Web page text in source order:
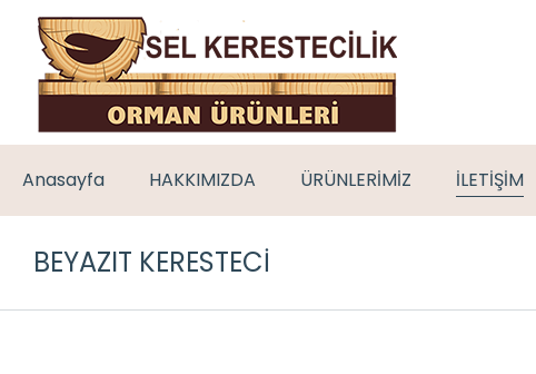
Anasayfa HAKKIMIZDA ÜRÜNLERİMİZ İLETİŞİM
BEYAZIT KERESTECI